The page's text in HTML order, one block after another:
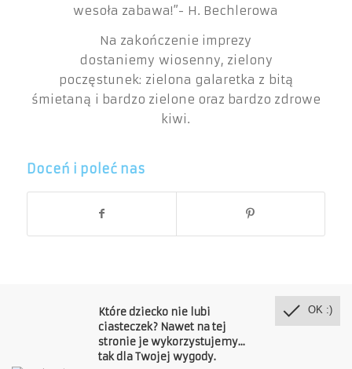
wesoła zabawa!”- H. Bechlerowa
Na zakończenie imprezy
dostaniemy wiosenny, zielony
poczęstunek: zielona galaretka z bitą
śmietaną i bardzo zielone oraz bardzo zdrowe
kiwi.
Doceń i poleć nas
Copyright © Publiczne Przedszkole Misia Colargola 2018
Edukacja Jadłospis
OK :)
Które dziecko nie lubi
ciasteczek? Nawet na tej
stronie je wykorzystujemy...
tak dla Twojej wygody.